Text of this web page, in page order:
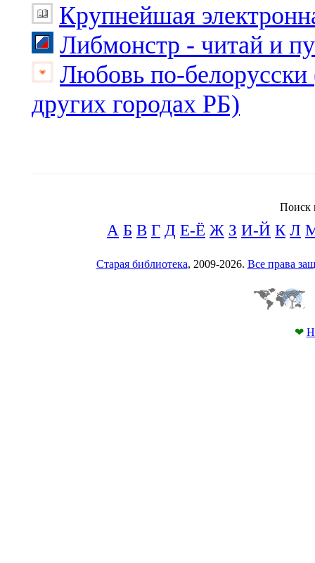
Крупнейшая
Либмонстр - читай и
Любовь по-белорусски
других городах РБ)
Поиск
А Б В Г Д Е-Ё Ж З И-Й К Л
Старая библиотека, 2009-2026. Все права
❤